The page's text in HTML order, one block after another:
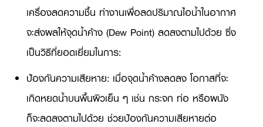
เครื่องลดความชื้น ทำงานเพื่อลดปริมาณไอน้ำในอากาศ
จะส่งผลให้จุดน้ำค้าง (Dew Point) ลดลงตามไปด้วย ซึ่ง
เป็นวิธีที่ยอดเยี่ยมในการ:
ป้องกันความเสียหาย: เมื่อจุดน้ำค้างลดลง โอกาสที่จะ
เกิดหยดน้ำบนพื้นผิวเย็น ๆ เช่น กระจก ท่อ หรือผนัง
ก็จะลดลงตามไปด้วย ช่วยป้องกันความเสียหายต่อ